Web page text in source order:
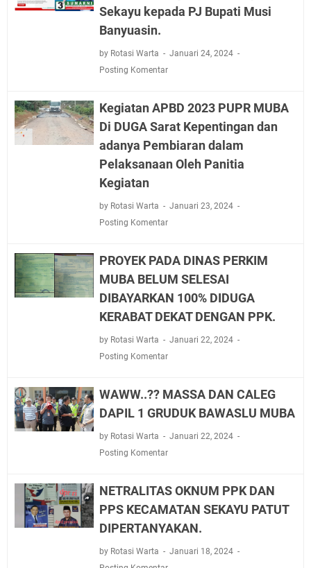
Sekayu kepada PJ Bupati Musi
Banyuasin.
by Rotasi Warta
Januari 24, 2024
Posting Komentar
Kegiatan APBD 2023 PUPR MUBA
Di DUGA Sarat Kepentingan dan
adanya Pembiaran dalam
Pelaksanaan Oleh Panitia
Kegiatan
by Rotasi Warta
Januari 23, 2024
Posting Komentar
PROYEK PADA DINAS PERKIM
MUBA BELUM SELESAI
DIBAYARKAN 100% DIDUGA
KERABAT DEKAT DENGAN PPK.
by Rotasi Warta
Januari 22, 2024
Posting Komentar
WAWW..?? MASSA DAN CALEG
DAPIL 1 GRUDUK BAWASLU MUBA
by Rotasi Warta
Januari 22, 2024
Posting Komentar
NETRALITAS OKNUM PPK DAN
PPS KECAMATAN SEKAYU PATUT
DIPERTANYAKAN.
by Rotasi Warta
Januari 18, 2024